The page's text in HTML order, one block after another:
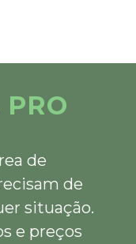
PRO
de
de
situação.
e preços